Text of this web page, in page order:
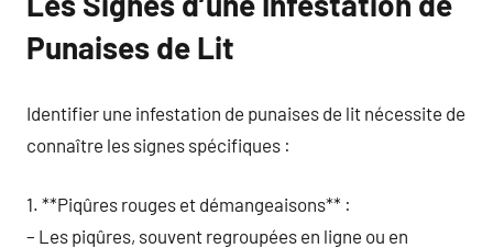
Punaises de Lit
Identifier une infestation de punaises de lit nécessite de
connaître les signes spécifiques :
1. **Piqûres rouges et démangeaisons** :
– Les piqûres, souvent regroupées en ligne ou en